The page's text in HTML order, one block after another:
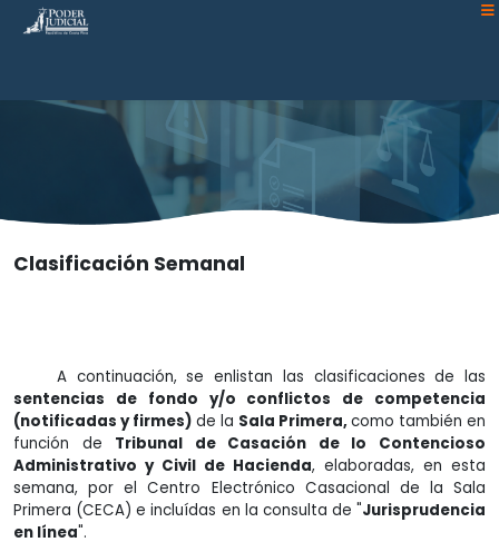
Atención:
Este
accesibilidad.
Clasificación Semanal
A continuación, se enlistan las clasificaciones de las
sentencias de fondo y/o conflictos de competencia
(notificadas y firmes) de la Sala Primera,como también en
función de Tribunal de Casación de lo Contencioso
Administrativo y Civil de Hacienda, elaboradas, en esta
semana, por el Centro Electrónico Casacional de la Sala
Primera (CECA) e incluídas en la consulta de "Jurisprudencia
en línea".